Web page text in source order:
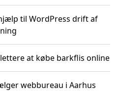
til WordPress drift af
at købe barkflis online
webbureau i Aarhus